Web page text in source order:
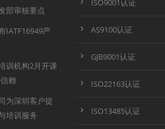
部审核要点
IATF16949严
训机构2月开课
赖
为深圳客户提
培训服务
ISO9001认证
AS9100认证
GJB9001认证
ISO22163认证
ISO13485认证